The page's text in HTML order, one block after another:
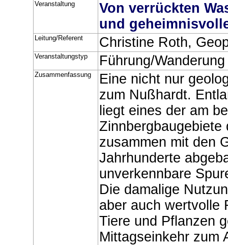
Veranstaltung
Von verrückten
und
Leitung/Referent Christine Roth,
Veranstaltungstyp Führung/Wanderung
Zusammenfassung
Eine nicht nur
zum Nußhardt.
liegt eines der am
zusammen mit den
Jahrhunderte
unverkennbare
Die damalige
aber auch wertvolle
Tiere und Pflanzen
Mittagseinkehr zum